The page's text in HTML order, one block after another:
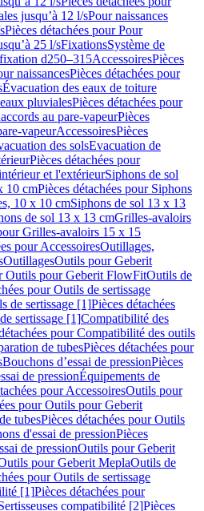
jusqu’à 12 l/sPour naissances
Pièces détachées pour Pour
25 l/sFixationsSystème de
d250–315AccessoiresPièces
naissancesPièces détachées pour
Évacuation des eaux de toiture
pluvialesPièces détachées pour
au pare-vapeurPièces
vapeurAccessoiresPièces
des solsEvacuation de
Pièces détachées pour
et l'extérieurSiphons de sol
10 cmPièces détachées pour Siphons
10 x 10 cmSiphons de sol 13 x 13
de sol 13 x 13 cmGrilles-avaloirs
Grilles-avaloirs 15 x 15
pour AccessoiresOutillages,
OutillagesOutils pour Geberit
Outils pour Geberit FlowFitOutils de
pour Outils de sertissage
de sertissage [1]Pièces détachées
sertissage [1]Compatibilité des
pour Compatibilité des outils
de tubesPièces détachées pour
Bouchons d’essai de pressionPièces
de pressionÉquipements de
pour AccessoiresOutils pour
pour Outils pour Geberit
tubesPièces détachées pour Outils
d'essai de pressionPièces
de pressionOutils pour Geberit
pour Geberit MeplaOutils de
pour Outils de sertissage
[1]Pièces détachées pour
compatibilité [2]Pièces